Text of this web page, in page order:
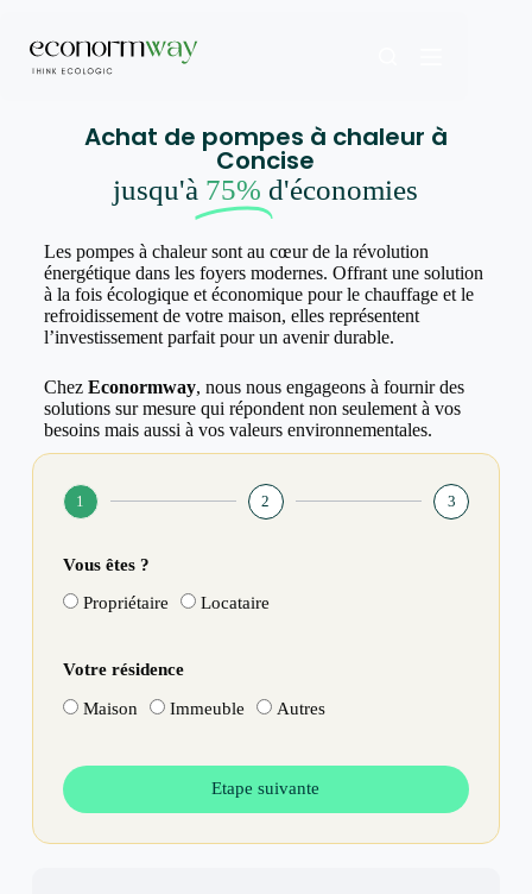
Achat de pompes à chaleur à
Concise
jusqu'à 75% d'économies
Les pompes à chaleur sont au cœur de la révolution
énergétique dans les foyers modernes. Offrant une solution
à la fois écologique et économique pour le chauffage et le
refroidissement de votre maison, elles représentent
l’investissement parfait pour un avenir durable.
Chez Econormway, nous nous engageons à fournir des
solutions sur mesure qui répondent non seulement à vos
besoins mais aussi à vos valeurs environnementales.
1 2 3
Vous êtes ?
Propriétaire Locataire
Votre résidence
Maison Immeuble Autres
Etape suivante